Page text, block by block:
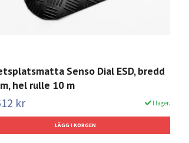
Senso Dial ESD, bredd
hel rulle 10 m
kr I lager.